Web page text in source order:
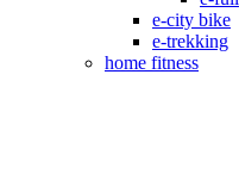
e-city bike
e-trekking
home fitness